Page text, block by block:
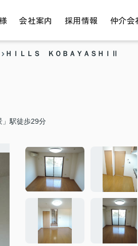
会社案内 採用情報 仲介会
ＨＩＬＬＳ ＫＯＢＡＹＡＳＨＩⅡ
」駅徒歩29分